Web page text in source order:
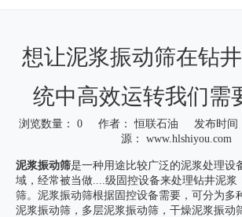
想让泥浆振动筛在钻
统中高效运转我们需
浏览数量： 0作者： 恒联石油 发布时间
源： www.hlshiyou.com
["wechat","weibo","qzone","douban","email"]
泥浆振动筛是一种用途比较广泛的泥浆处理设
域，经常被当做....级固控设备来处理钻井泥浆
筛。泥浆振动筛根据固控设备需要，可分为多
泥浆振动筛，多层泥浆振动筛，干燥泥浆振动